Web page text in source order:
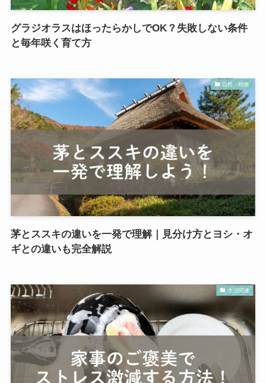
グラジオラスはほったらかしでOK？失敗しない条件
と毎年咲く育て方
自然・植物
茅とススキの違いを一発で理解｜見分け方とヨシ・オ
ギとの違いも完全解説
生活関連